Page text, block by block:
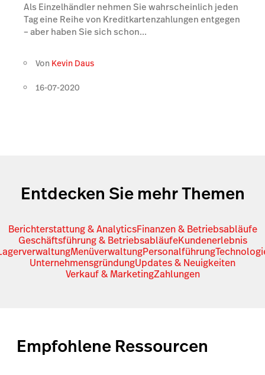
Als Einzelhändler nehmen Sie wahrscheinlich jeden
Tag eine Reihe von Kreditkartenzahlungen entgegen
– aber haben Sie sich schon...
Von Kevin Daus
16-07-2020
Entdecken Sie mehr Themen
Berichterstattung & AnalyticsFinanzen & Betriebsabläufe
Geschäftsführung & BetriebsabläufeKundenerlebnis
MenüverwaltungPersonalführung
UnternehmensgründungUpdates & Neuigkeiten
Verkauf & MarketingZahlungen
Empfohlene Ressourcen